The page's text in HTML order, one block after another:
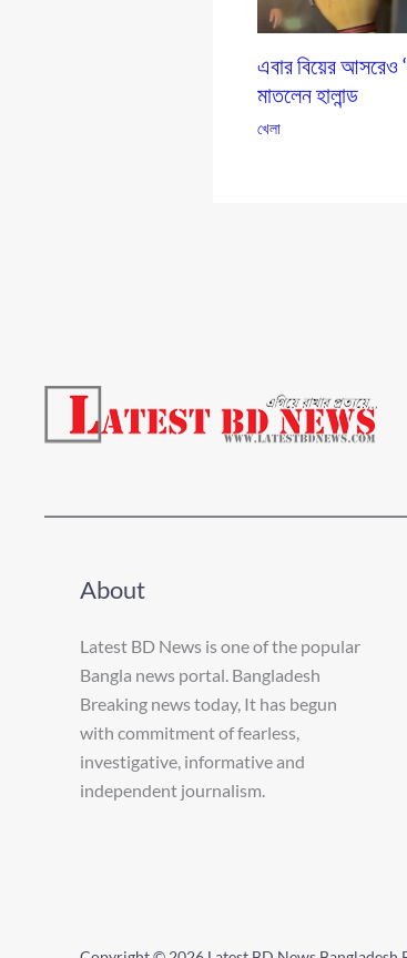
এবার বিয়ের আসরেও
মাতলেন হালান্ড
খেলা
About
Latest BD News is one of the popular
Bangla news portal. Bangladesh
Breaking news today, It has begun
with commitment of fearless,
investigative, informative and
independent journalism.